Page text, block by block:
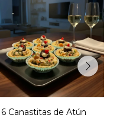
Seis canastas de atún con
huevo y aceitunas.
6 Canastitas de Atún